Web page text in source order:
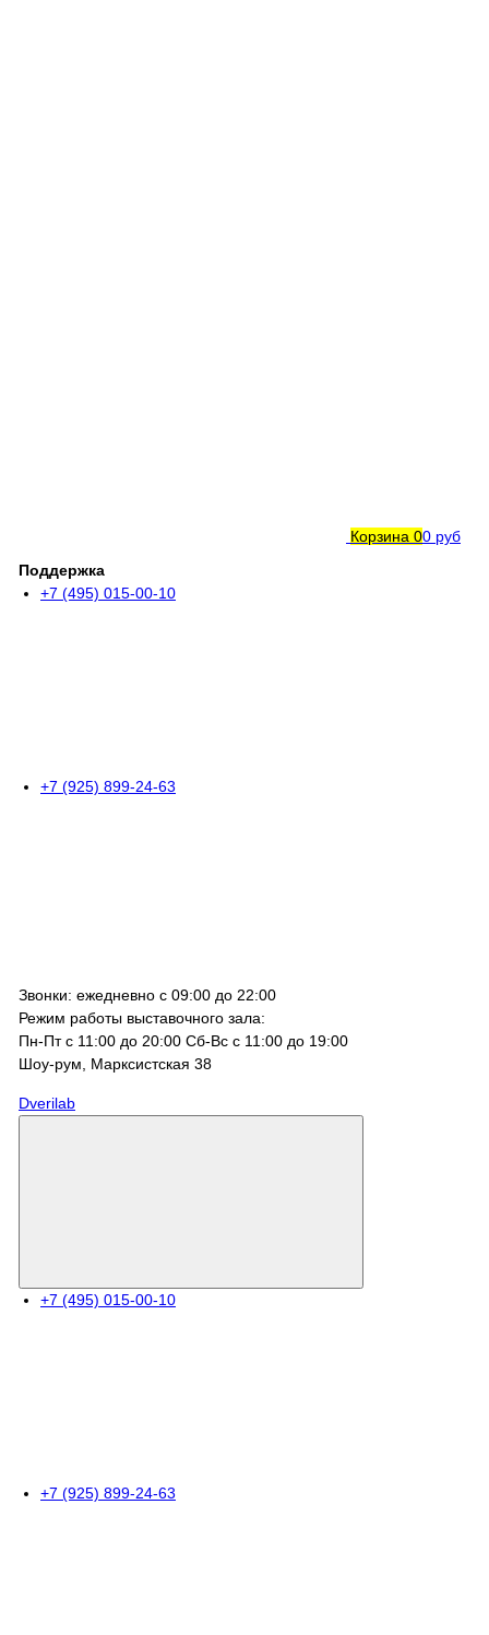
Корзина 00 руб
Поддержка
+7 (495) 015-00-10
+7 (925) 899-24-63
Звонки: ежедневно с 09:00 до 22:00
Режим работы выставочного зала:
Пн-Пт с 11:00 до 20:00 Сб-Вс с 11:00 до 19:00
Шоу-рум, Марксистcкая 38
Dverilab
+7 (495) 015-00-10
+7 (925) 899-24-63